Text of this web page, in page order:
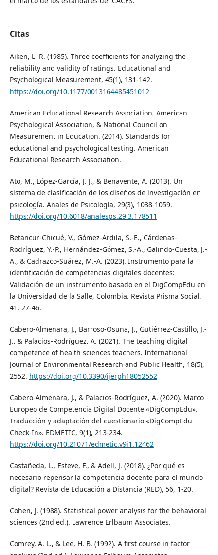
Citas
Aiken, L. R. (1985). Three coefficients for analyzing the
reliability and validity of ratings. Educational and
Psychological Measurement, 45(1), 131-142.
https://doi.org/10.1177/0013164485451012
American Educational Research Association, American
Psychological Association, & National Council on
Measurement in Education. (2014). Standards for
educational and psychological testing. American
Educational Research Association.
Ato, M., López-García, J. J., & Benavente, A. (2013). Un
sistema de clasificación de los diseños de investigación en
psicología. Anales de Psicología, 29(3), 1038-1059.
https://doi.org/10.6018/analesps.29.3.178511
Betancur-Chicué, V., Gómez-Ardila, S.-E., Cárdenas-
Rodríguez, Y.-P., Hernández-Gómez, S.-A., Galindo-Cuesta, J.-
A., & Cadrazco-Suárez, M.-A. (2023). Instrumento para la
identificación de competencias digitales docentes:
Validación de un instrumento basado en el DigCompEdu en
la Universidad de la Salle, Colombia. Revista Prisma Social,
41, 27-46.
Cabero-Almenara, J., Barroso-Osuna, J., Gutiérrez-Castillo, J.-
J., & Palacios-Rodríguez, A. (2021). The teaching digital
competence of health sciences teachers. International
Journal of Environmental Research and Public Health, 18(5),
2552. https://doi.org/10.3390/ijerph18052552
Cabero-Almenara, J., & Palacios-Rodríguez, A. (2020). Marco
Europeo de Competencia Digital Docente «DigCompEdu».
Traducción y adaptación del cuestionario «DigCompEdu
Check-In». EDMETIC, 9(1), 213-234.
https://doi.org/10.21071/edmetic.v9i1.12462
Castañeda, L., Esteve, F., & Adell, J. (2018). ¿Por qué es
necesario repensar la competencia docente para el mundo
digital? Revista de Educación a Distancia (RED), 56, 1-20.
Cohen, J. (1988). Statistical power analysis for the behavioral
sciences (2nd ed.). Lawrence Erlbaum Associates.
Comrey, A. L., & Lee, H. B. (1992). A first course in factor